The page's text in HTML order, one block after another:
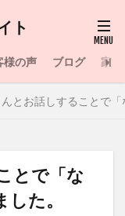
ト
様の声 ブログ 家
とお話しすることで
とで「な
た。